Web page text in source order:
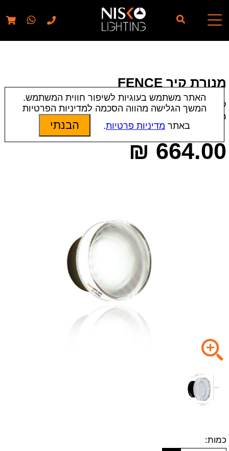
// elementor template for pages - should also ignore woo
pages!!
מנורת קיר FENCE
קטגוריות:מנורות קיר |תאורת פנים
מק״ט:
9119
664.00
₪
כמות:
האתר משתמש בעוגיות לשיפור חווית המשתמש.
המשך הגלישה מהווה הסכמה למדיניות הפרטיות
באתר מדיניות פרטיות. הבנתי